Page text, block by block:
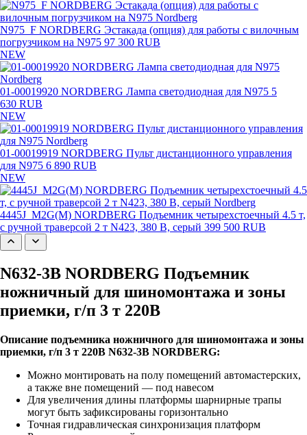
N975_F NORDBERG Эстакада (опция) для работы с вилочным
погрузчиком на N975 97 300 RUB
NEW
01-00019920 NORDBERG Лампа светодиодная для N975 5
630 RUB
NEW
01-00019919 NORDBERG Пульт дистанционного управления
для N975 6 890 RUB
NEW
4445J_M2G(M) NORDBERG Подъемник четырехстоечный 4.5 т,
с ручной траверсой 2 т N423, 380 В, серый 399 500 RUB
N632-3B NORDBERG Подъемник
ножничный для шиномонтажа и зоны
приемки, г/п 3 т 220В
Описание подъемника ножничного для шиномонтажа и зоны
приемки, г/п 3 т 220В N632-3B NORDBERG:
Можно монтировать на полу помещений автомастерских,
а также вне помещений — под навесом
Для увеличения длины платформы шарнирные трапы
могут быть зафиксированы горизонтально
Точная гидравлическая синхронизация платформ